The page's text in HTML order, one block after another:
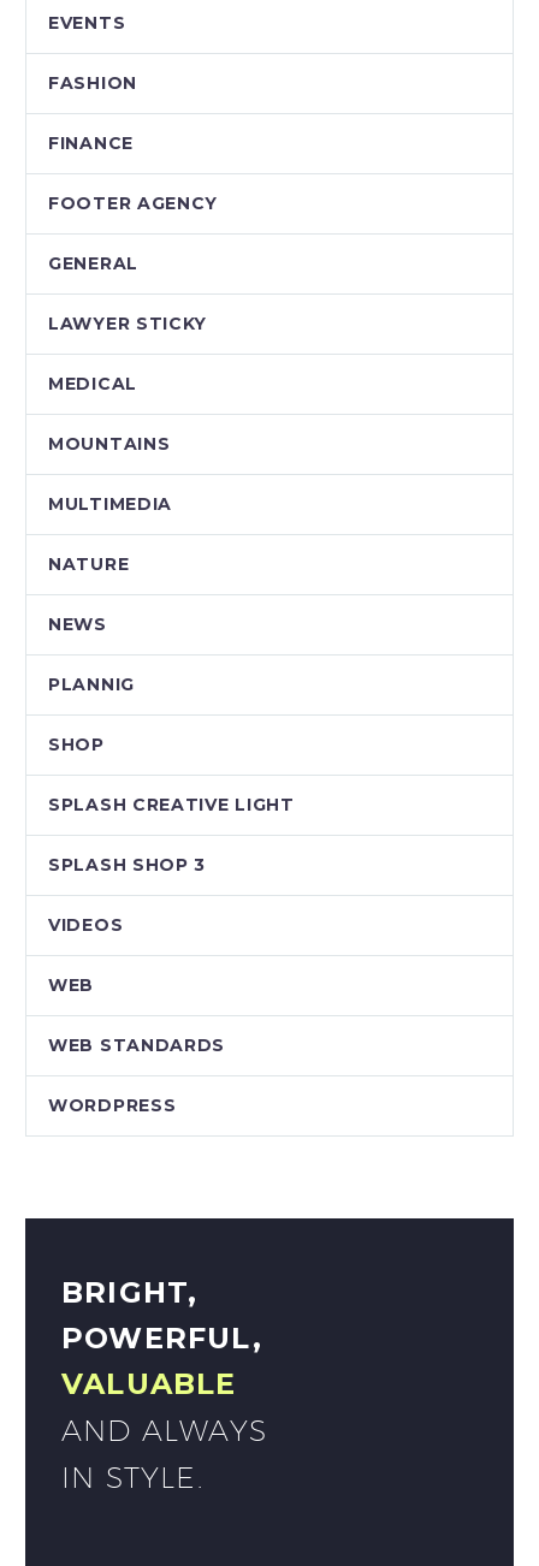
EVENTS
FASHION
FINANCE
FOOTER AGENCY
GENERAL
LAWYER STICKY
MEDICAL
MOUNTAINS
MULTIMEDIA
NATURE
NEWS
PLANNIG
SHOP
SPLASH CREATIVE LIGHT
SPLASH SHOP 3
VIDEOS
WEB
WEB STANDARDS
WORDPRESS
BRIGHT,
POWERFUL,
VALUABLE
AND ALWAYS
IN STYLE.